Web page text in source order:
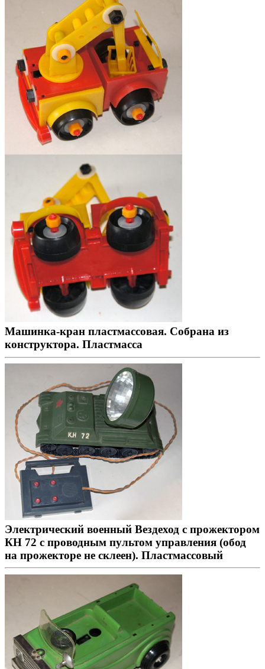
Машинка-кран пластмассовая. Собрана из
конструктора. Пластмасса
Электрический военный Вездеход с прожектором
КН 72 с проводным пультом управления (обод
на прожекторе не склеен). Пластмассовый